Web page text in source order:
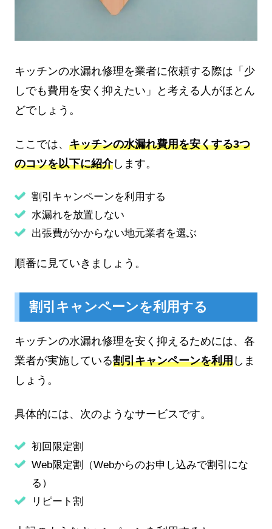
キッチンの水漏れ修理を業者に依頼する際は「少
しでも費用を安く抑えたい」と考える人がほとん
どでしょう。
ここでは、 キッチンの水漏れ費用を安くする3つ
のコツを以下に紹介します。
割引キャンペーンを利用する
水漏れを放置しない
出張費がかからない地元業者を選ぶ
順番に見ていきましょう。
割引キャンペーンを利用する
キッチンの水漏れ修理を安く抑えるためには、各
業者が実施している割引キャンペーンを利用 しま
しょう。
具体的には、次のようなサービスです。
初回限定割
Web限定割（Webからのお申し込みで割引にな
る）
リピート割